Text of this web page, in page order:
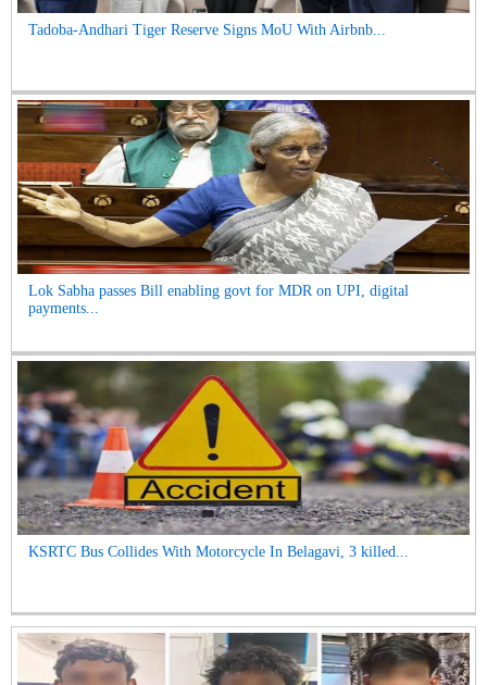
Tadoba-Andhari Tiger Reserve Signs MoU With Airbnb...
Lok Sabha passes Bill enabling govt for MDR on UPI, digital
payments...
KSRTC Bus Collides With Motorcycle In Belagavi, 3 killed...